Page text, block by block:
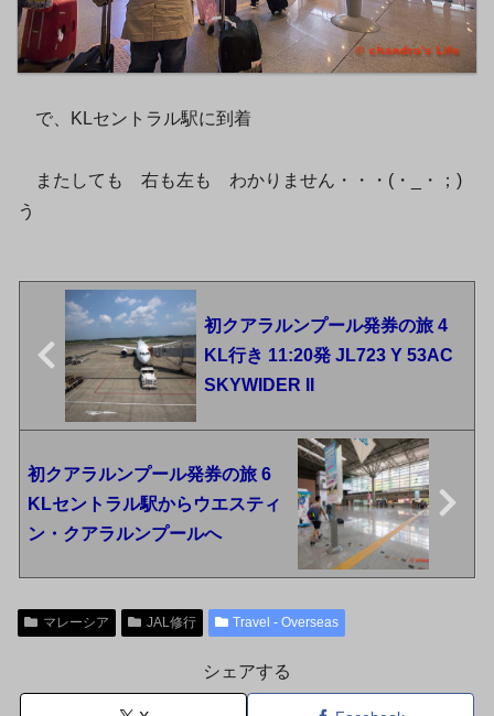
で、KLセントラル駅に到着
またしても 右も左も わかりません・・・(・_・；)
う
初クアラルンプール発券の旅 4
KL行き 11:20発 JL723 Y 53AC
SKYWIDER II
初クアラルンプール発券の旅 6
KLセントラル駅からウエスティ
ン・クアラルンプールへ
マレーシア JAL修行 Travel - Overseas
シェアする